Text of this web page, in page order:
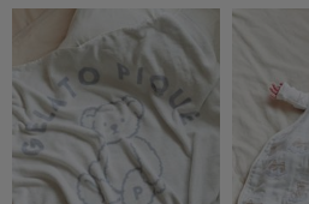
le coq sportif
ルコックスポルティフ
LeSportsac
レスポートサック
LILY BROWN
リリーブラウン